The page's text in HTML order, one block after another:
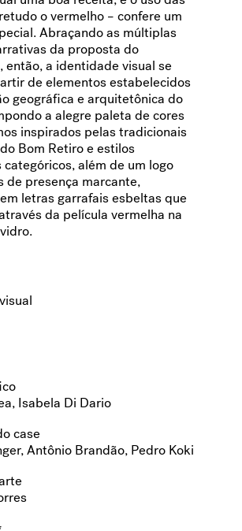
o vermelho – confere um
Abraçando as múltiplas
da proposta do
então, a identidade visual se
de elementos estabelecidos
geográfica e arquitetônica do
a alegre paleta de cores
inspirados pelas tradicionais
Bom Retiro e estilos
além de um logo
de presença marcante,
letras garrafais esbeltas que
da película vermelha na
Isabela Di Dario
case
Antônio Brandão, Pedro Koki